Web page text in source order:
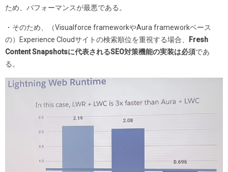
ため、パフォーマンスが最悪である。
・そのため、（Visualforce frameworkやAura frameworkベース
の）Experience Cloudサイトの検索順位を重視する場合、
Fresh
Content Snapshotsに代表されるSEO対策機能の実装は必須であ
る。